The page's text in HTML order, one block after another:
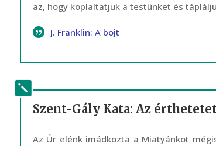
az, hogy koplaltatjuk a testünket és
J. Franklin: A böjt
Szent-Gály Kata: Az
Az Úr elénk imádkozta a Miatyánkot